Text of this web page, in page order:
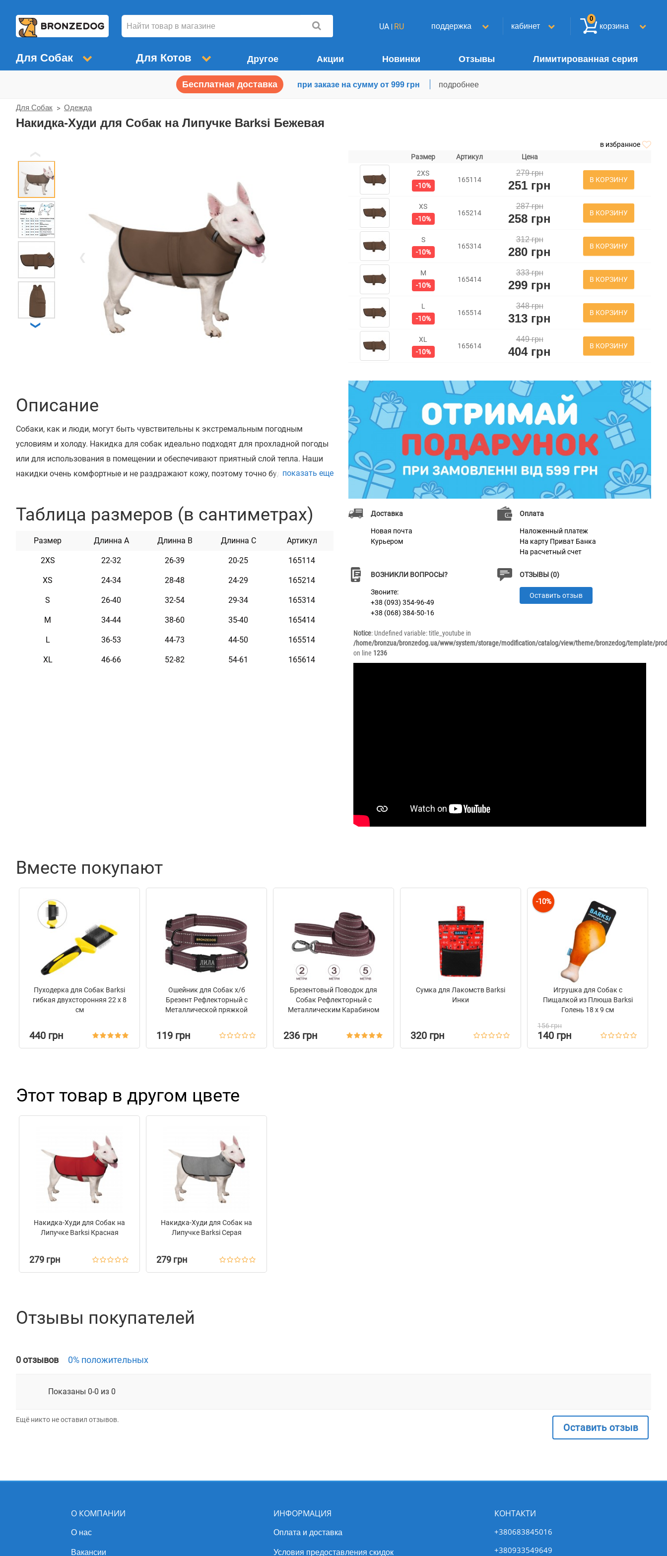
UA RU поддержка кабинет корзина
0
Для Собак Для Котов Другое Акции Новинки Отзывы Лимитированная серия
Бесплатная доставка при заказе на сумму от 999 грн подробнее
Для Собак Одежда
Накидка-Худи для Собак на Липучке Barksi Бежевая
в избранное
❯
❯
Описание
Собаки, как и люди, могут быть чувствительны к экстремальным погодным
условиям и холоду. Накидка для собак идеально подходят для прохладной погоды
или для использования в помещении и обеспечивают приятный слой тепла. Наши
накидки очень комфортные и не раздражают кожу, поэтому точно будут нравиться
к деформации, растяжению и трению. Эти накидки очень легкие в уходе и
цвета позволяют владельцам животных продемонстрировать индивидуальность
своего любимца. Коллекция представлена ​​в 5-ти цветах и ​​6-ти размерах.
показать еще
Таблица размеров (в сантиметрах)
Размер Длинна A Длинна B Длинна C Артикул
2XS 22-32 26-39 20-25 165114
XS 24-34 28-48 24-29 165214
S 26-40 32-54 29-34 165314
M 34-44 38-60 35-40 165414
L 36-53 44-73 44-50 165514
XL 46-66 52-82 54-61 165614
Размер Артикул Цена
2XS
-10%
165114
279 грн
251 грн В КОРЗИНУ
XS
-10%
165214
287 грн
258 грн В КОРЗИНУ
S
-10%
165314
312 грн
280 грн В КОРЗИНУ
M
-10%
165414
333 грн
299 грн В КОРЗИНУ
L
-10%
165514
348 грн
313 грн В КОРЗИНУ
XL
-10%
165614
449 грн
404 грн В КОРЗИНУ
Доставка
Новая почта
Курьером
Оплата
Наложенный платеж
На карту Приват Банка
На расчетный счет
ВОЗНИКЛИ ВОПРОСЫ?
Звоните:
+38 (093) 354-96-49
+38 (068) 384-50-16
ОТЗЫВЫ (0)
Оставить отзыв
Notice: Undefined variable: title_youtube in
/home/bronzua/bronzedog.ua/www/system/storage/modification/catalog/view/theme/bronzedog/template/
on line 1236
Вместе покупают
Пуходерка для Собак Barksi
гибкая двухсторонняя 22 х 8
см
440 грн
Ошейник для Собак х/б
Брезент Рефлекторный c
Металлической пряжкой
119 грн
Брезентовый Поводок для
Собак Рефлекторный с
Металлическим Карабином
236 грн
Сумка для Лакомств Barksi
Инки
320 грн
-10%
Игрушка для Собак с
Пищалкой из Плюша Barksi
Голень 18 х 9 см
156 грн
140 грн
Этот товар в другом цвете
Накидка-Худи для Собак на
Липучке Barksi Красная
279 грн
Накидка-Худи для Собак на
Липучке Barksi Серая
279 грн
Отзывы покупателей
0 отзывов 0% положительных
Показаны 0-0 из 0
Ещё никто не оставил отзывов.
Оставить отзыв
О КОМПАНИИ
О нас
Вакансии
ИНФОРМАЦИЯ
Оплата и доставка
Условия предоставления скидок
КОНТАКТИ
+380683845016
+380933549649